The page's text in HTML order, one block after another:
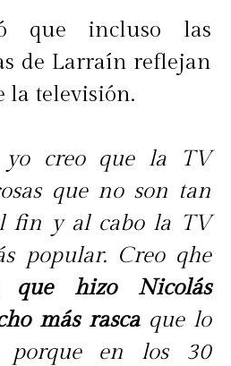
que incluso las
de Larraín reflejan
la televisión.
yo creo que la TV
que no son tan
fin y al cabo la TV
popular. Creo qhe
que hizo Nicolás
más rascaque lo
porque en los 30